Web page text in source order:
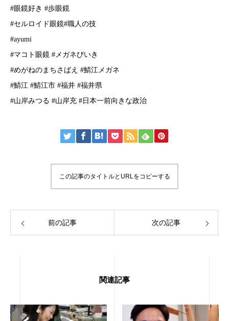
#眼鏡好き #歩眼鏡
#セルロイド眼鏡#職人の技
#ayumi
#マコト眼鏡 #メガネびいき
#めがねのまちさばえ #鯖江メガネ
#鯖江 #鯖江市 #福井 #福井県
#山岸みつる #山岸充 #日本一前向きな政治
この記事のタイトルとURLをコピーする
前の記事 次の記事
関連記事